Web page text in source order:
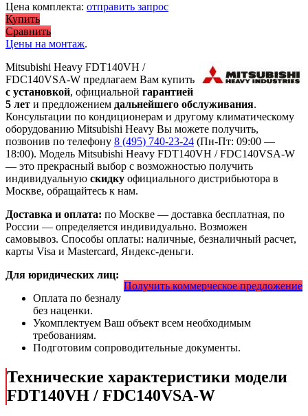
Цена комплекта: отправить запрос
Купить
Сравнить
Цены на монтаж.
Mitsubishi Heavy FDT140VH /
FDC140VSA-W предлагаем Вам купить
с установкой, официальной гарантией
5 лет и предложением дальнейшего обслуживания.
Консультации по кондиционерам и другому климатическому
оборудованию Mitsubishi Heavy Вы можете получить,
позвонив по телефону 8 (495) 740-23-24 (Пн-Пт: 09:00 —
18:00). Модель Mitsubishi Heavy FDT140VH / FDC140VSA-W
— это прекрасный выбор с возможностью получить
индивидуальную скидку официального дистрибьютора в
Москве, обращайтесь к нам.
Доставка и оплата: по Москве — доставка бесплатная, по
России — определяется индивидуально. Возможен
самовывоз. Способы оплаты: наличные, безналичный расчет,
карты Visa и Mastercard, Яндекс-деньги.
Получить коммерческое предложение
Для юридических лиц:
Оплата по безналу
без наценки.
Укомплектуем Ваш объект всем необходимым
требованиям.
Подготовим сопроводительные документы.
Технические характеристики модели
FDT140VH / FDC140VSA-W